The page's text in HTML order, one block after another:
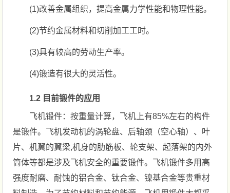
(1)改善金属组织，提高金属力学性能和物理性能。
(2)节约金属材料和切削加工工时。
(3)具有较高的劳动生产率。
(4)锻造有很大的灵活性。
1.2 目前锻件的应用
飞机锻件：按重量计算，飞机上有85%左右的构件
是锻件。飞机发动机的涡轮盘、后轴颈（空心轴）、叶
片、机翼的翼梁,机身的肋筋板、轮支架、起落架的内外
筒体等都是涉及飞机安全的重要锻件。飞机锻件多用高
强度耐磨、耐蚀的铝合金、钛合金、镍基合金等贵重材